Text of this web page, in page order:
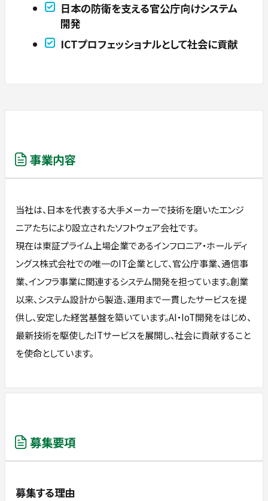
日本の防衛を支える官公庁向けシステム
開発
ICTプロフェッショナルとして社会に貢献
事業内容
当社は、日本を代表する大手メーカーで技術を磨いたエンジ
ニアたちにより設立されたソフトウェア会社です。
現在は東証プライム上場企業であるインフロニア・ホールディ
ングス株式会社での唯一のIT企業として、官公庁事業、通信事
業、インフラ事業に関連するシステム開発を担っています。創業
以来、システム設計から製造、運用まで一貫したサービスを提
供し、安定した経営基盤を築いています。AI・IoT開発をはじめ、
最新技術を駆使したITサービスを展開し、社会に貢献すること
を使命としています。
募集要項
募集する理由